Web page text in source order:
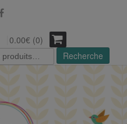
0.00€ (0)
Recherche